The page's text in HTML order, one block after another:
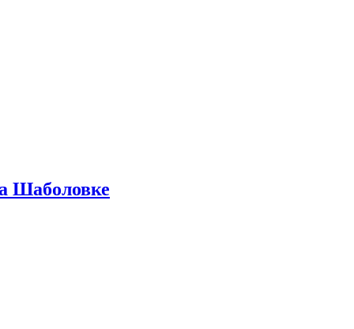
Шаболовке